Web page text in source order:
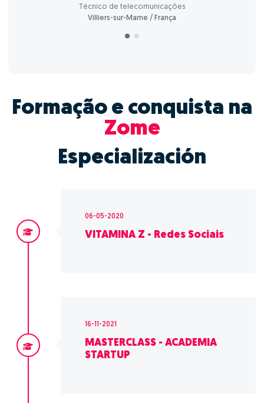
Técnico de telecomunicações
Villiers-sur-Marne / França
Formação e conquista na
Zome
Especialización
06-05-2020
VITAMINA Z - Redes Sociais
16-11-2021
MASTERCLASS - ACADEMIA
STARTUP